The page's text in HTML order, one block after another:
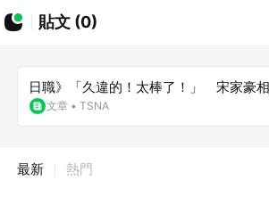
貼文 (0)
日職》「久違的！太棒了！」 宋家豪
文章 • TSNA
最新 熱門